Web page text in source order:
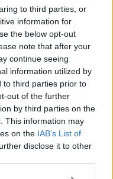
to third parties, or
information for
the below opt-out
note that after your
continue seeing
information utilized by
to third parties prior to
out of the further
by third parties on the
This information may
on the IAB’s List of
disclose it to other
negozio a Empoli. Il fatto
nell'attività con volto
la titolare con il calcio
il registratore di cassa e il
alla fuga.